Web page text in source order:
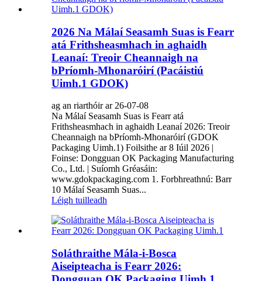
2026 Na Málaí Seasamh Suas is Fearr
atá Frithsheasmhach in aghaidh
Leanaí: Treoir Cheannaigh na
bPríomh-Mhonaróirí (Pacáistiú
Uimh.1 GDOK)
ag an riarthóir ar 26-07-08
Na Málaí Seasamh Suas is Fearr atá
Frithsheasmhach in aghaidh Leanaí 2026: Treoir
Cheannaigh na bPríomh-Mhonaróirí (GDOK
Packaging Uimh.1) Foilsithe ar 8 Iúil 2026 |
Foinse: Dongguan OK Packaging Manufacturing
Co., Ltd. | Suíomh Gréasáin:
www.gdokpackaging.com 1. Forbhreathnú: Barr
10 Málaí Seasamh Suas...
Léigh tuilleadh
Soláthraithe Mála-i-Bosca
Aiseipteacha is Fearr 2026: